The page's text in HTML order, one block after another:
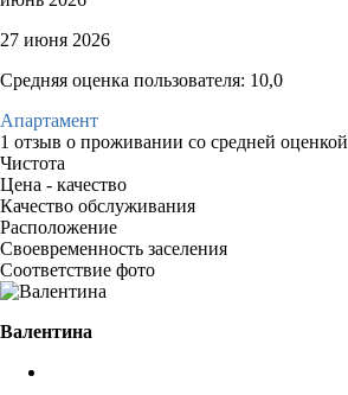
27 июня 2026
Средняя оценка пользователя: 10,0
Апартамент
1 отзыв о проживании со средней оценкой
Чистота
Цена - качество
Качество обслуживания
Расположение
Своевременность заселения
Соответствие фото
Валентина